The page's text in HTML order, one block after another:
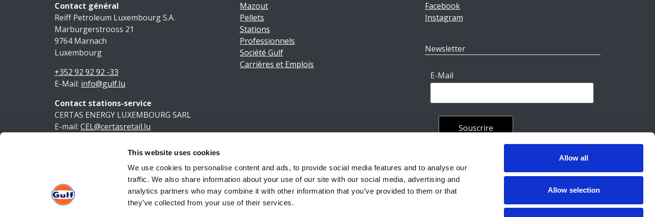
This website uses cookies
We use cookies to personalise content and ads, to provide social media features and to analyse our
traffic. We also share information about your use of our site with our social media, advertising and
analytics partners who may combine it with other information that you’ve provided to them or that
they’ve collected from your use of their services.
Allow all
Allow selection
Contact général
Reiff Petroleum Luxembourg S.A.
Marburgerstrooss 21
9764 Marnach
Luxembourg
+352 92 92 92 -33
E-Mail: info@gulf.lu
Contact stations-service
CERTAS ENERGY LUXEMBOURG SARL
E-mail: CEL@certasretail.lu
Mazout
Pellets
Stations
Professionnels
Société Gulf
Carrières et Emplois
Facebook
Instagram
Newsletter
E-Mail
Mentions légales|Politique de confidentialité|Conditions générales
Reiff Petroleum Luxembourg S.A.